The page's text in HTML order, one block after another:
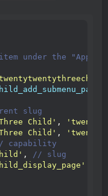
under the
slug
Child' ,
Child' ,
capability
,
// slug